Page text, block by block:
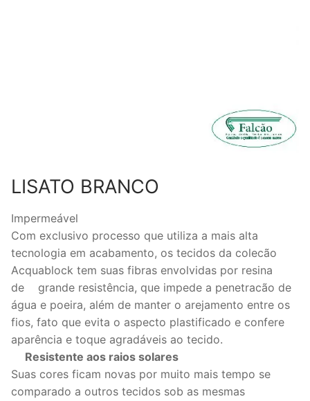
LISATO BRANCO
Impermeável
Com exclusivo processo que utiliza a mais alta
tecnologia em acabamento, os tecidos da colecão
Acquablock tem suas fibras envolvidas por resina
de grande resistência, que impede a penetracão de
água e poeira, além de manter o arejamento entre os
fios, fato que evita o aspecto plastificado e confere
aparência e toque agradáveis ao tecido.
Resistente aos raios solares
Suas cores ficam novas por muito mais tempo se
comparado a outros tecidos sob as mesmas